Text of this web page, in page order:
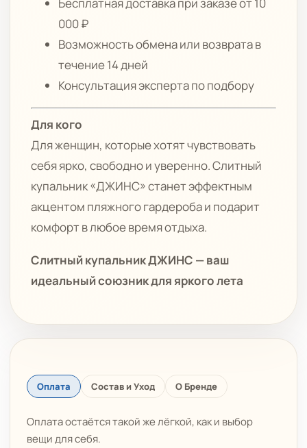
000 ₽
Возможность обмена или возврата в
течение 14 дней
Консультация эксперта по подбору
Для кого
Для женщин, которые хотят чувствовать
себя ярко, свободно и уверенно. Слитный
купальник «ДЖИНС» станет эффектным
акцентом пляжного гардероба и подарит
комфорт в любое время отдыха.
Слитный купальник ДЖИНС — ваш
идеальный союзник для яркого лета
Оплата Состав и Уход О Бренде
Оплата остаётся такой же лёгкой, как и выбор
вещи для себя.